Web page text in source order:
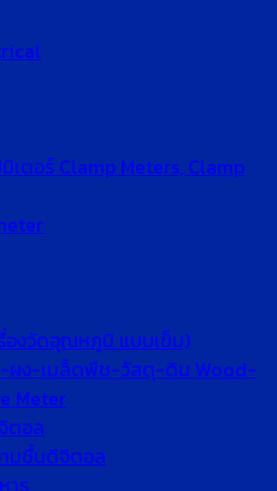
ตอร์ Clamp Meters, Clamp
องวัดอุณหภูมิ แบบเข็ม)
-ผง-เมล็ดพืช-วัสดุ-ดิน Wood-
Meter
ตอล
มชื้นดิจิตอล
าร